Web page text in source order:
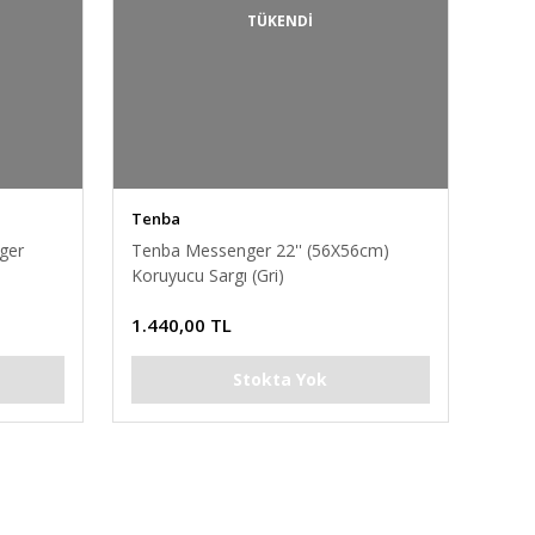
TÜKENDİ
Tenba
Tenba Messenger 22'' (56X56cm)
Koruyucu Sargı (Gri)
1.440,00 TL
Stokta Yok